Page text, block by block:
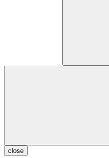
close